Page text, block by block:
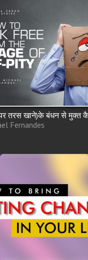
तरस खाने)के बंधन से मुक्त
Fernandes